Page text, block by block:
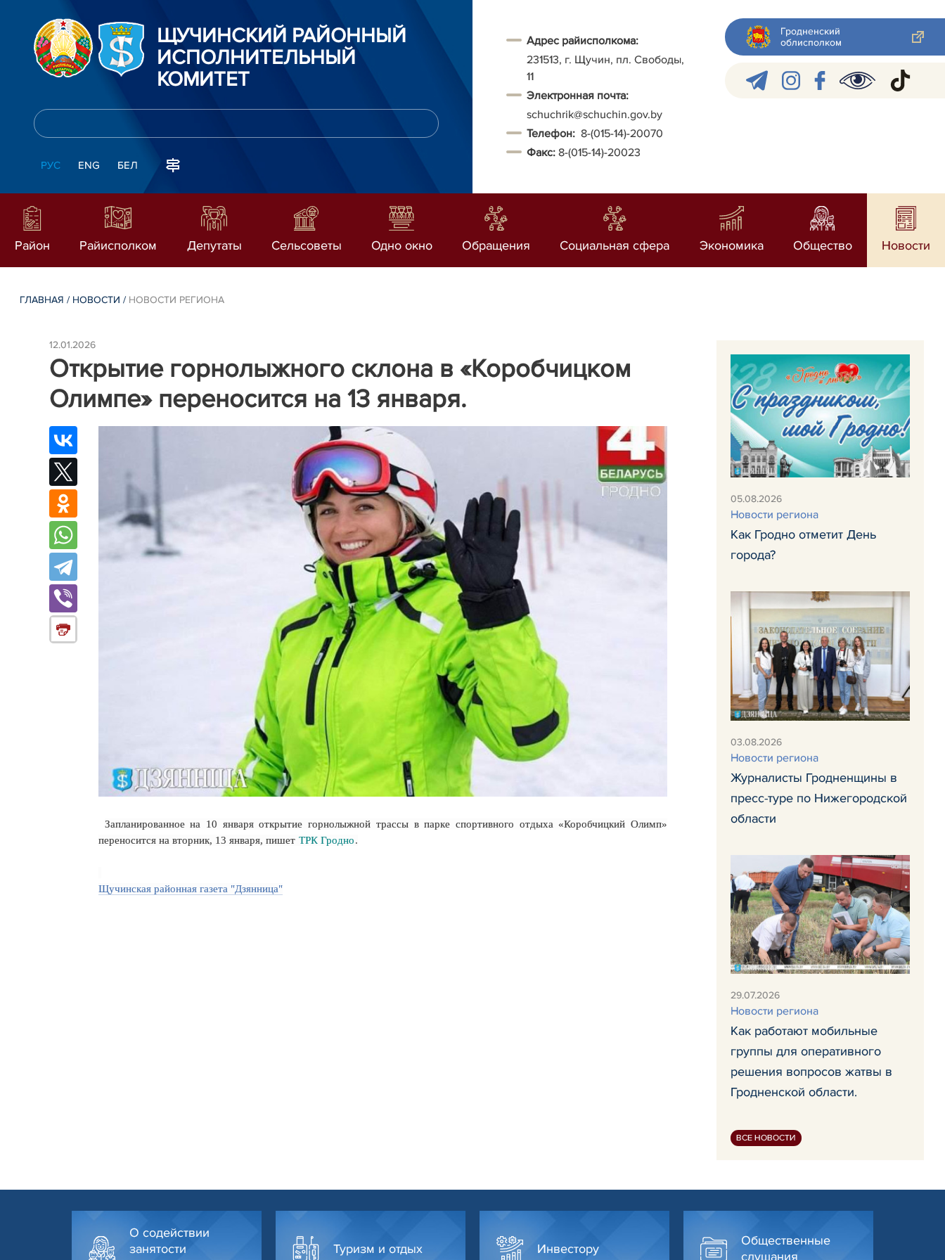
ЩУЧИНСКИЙ РАЙОННЫЙ
ИСПОЛНИТЕЛЬНЫЙ
КОМИТЕТ
РУС ENG БЕЛ
Адрес райисполкома:
231513, г. Щучин, пл. Свободы,
11
Электронная почта:
schuchrik@schuchin.gov.by
Телефон: 8-(015-14)-20070
Факс: 8-(015-14)-20023
Гродненский
облисполком
Район Райисполком Депутаты Сельсоветы Одно окно Обращения Социальная сфера Экономика Общество Новости
ГЛАВНАЯ / НОВОСТИ / НОВОСТИ РЕГИОНА
12.01.2026
Открытие горнолыжного склона в «Коробчицком
Олимпе» переносится на 13 января.
Запланированное на 10 января открытие горнолыжной трассы в парке спортивного отдыха «Коробчицкий Олимп»
переносится на вторник, 13 января, пишет ТРК Гродно.
Щучинская районная газета "Дзянница"
05.08.2026
Новости региона
Как Гродно отметит День
города?
03.08.2026
Новости региона
Журналисты Гродненщины в
пресс-туре по Нижегородской
области
29.07.2026
Новости региона
Как работают мобильные
группы для оперативного
решения вопросов жатвы в
Гродненской области.
ВСЕ НОВОСТИ
О содействии
занятости
Туризм и отдых Инвестору
Общественные
слушания